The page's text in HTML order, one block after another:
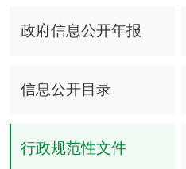
政府信息公开年报
信息公开目录
行政规范性文件